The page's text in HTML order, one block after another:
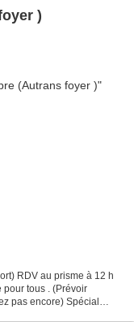
)
RDV au prisme à 12 h
pour tous . (Prévoir
pas encore) Spécial